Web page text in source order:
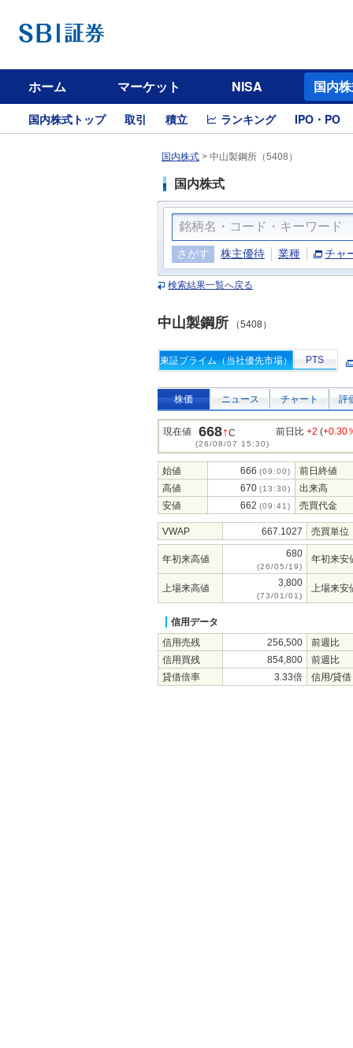
ホーム マーケット NISA 国内
国内株式トップ 取引 積立 ランキング IPO・PO
国内株式 > 中山製鋼所（5408）
国内株式
さがす 株主優待 業種 チャ
検索結果一覧へ戻る
中山製鋼所 （5408）
東証プライム（当社優先市場） PTS
株価 ニュース チャート 評
現在値 668↑C
(26/08/07 15:30)
前日比 +2 (+0.30
始値 666 (09:00)
前日終値
高値
670 (13:30)
出来高
安値
662 (09:41) 売買代金
VWAP 667.1027 売買単位
年初来高値 680
(26/05/19)
年初来安
上場来高値 3,800
(73/01/01)
上場来安
信用データ
信用売残
256,500
前週比
信用買残
854,800
前週比
貸借倍率
3.33倍 信用/貸借